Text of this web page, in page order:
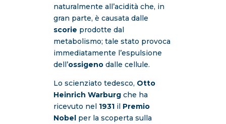
naturalmente all’acidità che, in
gran parte, è causata dalle
scorie prodotte dal
metabolismo; tale stato provoca
immediatamente l’espulsione
dell’ossigenodalle cellule.
Lo scienziato tedesco, Otto
Heinrich Warburgche ha
ricevuto nel1931il Premio
Nobelper la scoperta sulla